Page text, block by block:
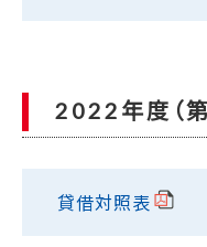
2022年度（
貸借対照表